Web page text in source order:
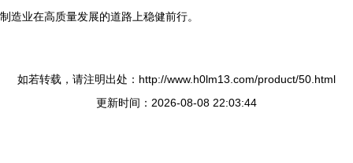
制造业在高质量发展的道路上稳健前行。
如若转载，请注明出处：http://www.h0lm13.com/product/50.html
更新时间：2026-08-08 22:03:44